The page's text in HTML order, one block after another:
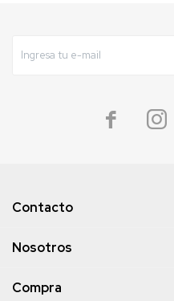
 
Contacto
Nosotros
Compra